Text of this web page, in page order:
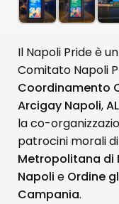
Il Napoli Pride è
Comitato Napoli
Coordinamento
Arcigay Napoli,
la co-
patrocini morali di
Metropolitana di
Napoli e Ordine
Campania.